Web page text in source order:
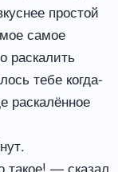
простой
самое
раскалить
тебе когда-
раскалённое
такое! — сказал